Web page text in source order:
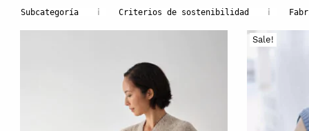
i
Subcategoría i
Criterios de sostenibilidad
Sale!